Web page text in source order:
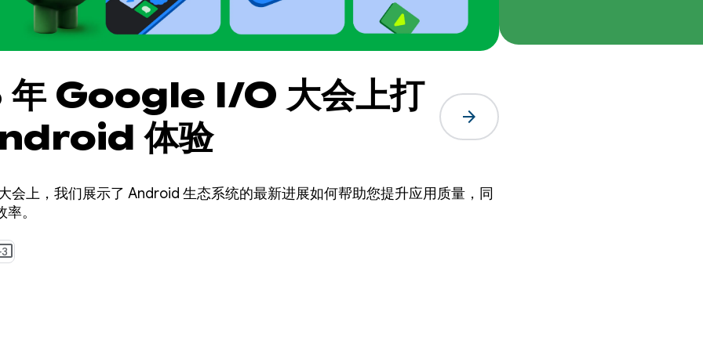
Google I/O 大会上打
体验
arrow_forward
会上，我们展示了 Android 生态系统的最新进展如何帮助您提升应用质量，同
。